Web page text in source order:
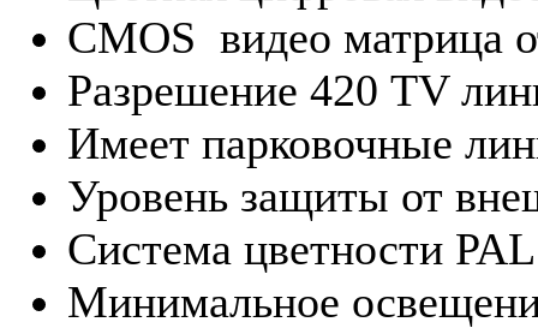
CMOS видео матрица
Разрешение 420 TV
Имеет парковочные
Уровень защиты от
Система цветности
Минимальное